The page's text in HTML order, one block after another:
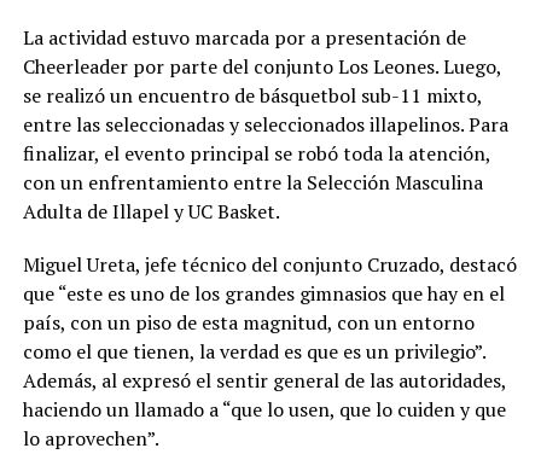
La actividad estuvo marcada por a presentación de
Cheerleader por parte del conjunto Los Leones. Luego,
se realizó un encuentro de básquetbol sub-11 mixto,
entre las seleccionadas y seleccionados illapelinos. Para
finalizar, el evento principal se robó toda la atención,
con un enfrentamiento entre la Selección Masculina
Adulta de Illapel y UC Basket.
Miguel Ureta, jefe técnico del conjunto Cruzado, destacó
que “este es uno de los grandes gimnasios que hay en el
país, con un piso de esta magnitud, con un entorno
como el que tienen, la verdad es que es un privilegio”.
Además, al expresó el sentir general de las autoridades,
haciendo un llamado a “que lo usen, que lo cuiden y que
lo aprovechen”.